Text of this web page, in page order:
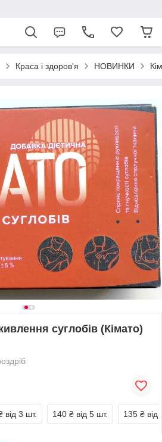
Краса і здоров'я НОВИНКИ
суглобів (Кімато)
від 3 шт. 140 ₴ від 5 шт. 135 ₴ від